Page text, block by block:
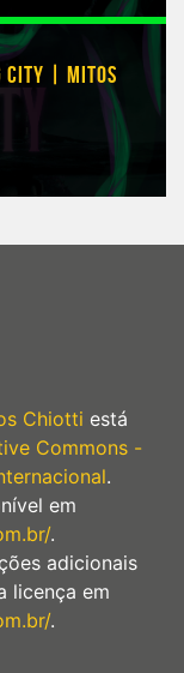
CITY | MITOS
Chiotti está
Commons -
.
em
.
adicionais
licença em
.